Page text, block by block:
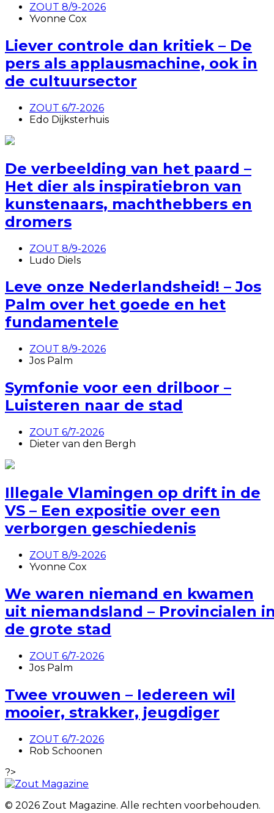
ZOUT 8/9-2026
Yvonne Cox
Liever controle dan kritiek – De
pers als applausmachine, ook in
de cultuursector
ZOUT 6/7-2026
Edo Dijksterhuis
De verbeelding van het paard –
Het dier als inspiratiebron van
kunstenaars, machthebbers en
dromers
ZOUT 8/9-2026
Ludo Diels
Leve onze Nederlandsheid! – Jos
Palm over het goede en het
fundamentele
ZOUT 8/9-2026
Jos Palm
Symfonie voor een drilboor –
Luisteren naar de stad
ZOUT 6/7-2026
Dieter van den Bergh
Illegale Vlamingen op drift in de
VS – Een expositie over een
verborgen geschiedenis
ZOUT 8/9-2026
Yvonne Cox
We waren niemand en kwamen
uit niemandsland – Provincialen
de grote stad
ZOUT 6/7-2026
Jos Palm
Twee vrouwen – Iedereen wil
mooier, strakker, jeugdiger
ZOUT 6/7-2026
Rob Schoonen
?>
© 2026 Zout Magazine. Alle rechten voorbehouden.